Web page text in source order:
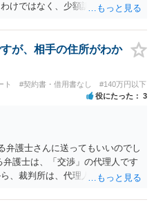
けではなく、少額訴訟は使えな
られますが、まずは後払い決済
証拠の写しとともに）支払拒絶
を行ってきた場合には全面的に
かと思います。弁護士会の相談
士（消費者保護委員会に所属し
めします。
が、相手の住所がわか
ト #契約書・借用書なし #140万円以下
役にたった 3
弁護士さんに送ってもいいのでし
護士は、「交渉」の代理人です
、裁判所は、代理人宛ての訴状
で訴状を作成提出し、裁判所に